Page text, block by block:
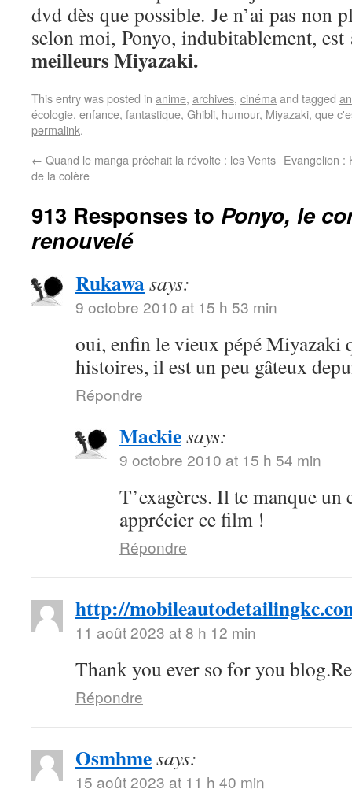
dvd dès que possible. Je n’ai pas non
selon moi, Ponyo, indubitablement,
meilleurs Miyazaki.
This entry was posted in anime, archives, cinéma and tagged
écologie, enfance, fantastique, Ghibli, humour, Miyazaki, que
permalink.
← Quand le manga prêchait la révolte : les Vents
de la colère
Evangelion :
913 Responses to Ponyo, le
renouvelé
Rukawasays:
9 octobre 2010 at 15 h 53 min
oui, enfin le vieux pépé Miyazaki
histoires, il est un peu gâteux
Répondre
Mackiesays:
9 octobre 2010 at 15 h 54 min
T’exagères. Il te manque un
apprécier ce film !
Répondre
http://
11 août 2023 at 8 h 12 min
Thank you ever so for you
Répondre
Osmhmesays:
15 août 2023 at 11 h 40 min